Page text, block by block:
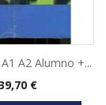
A2 Alumno +...
€